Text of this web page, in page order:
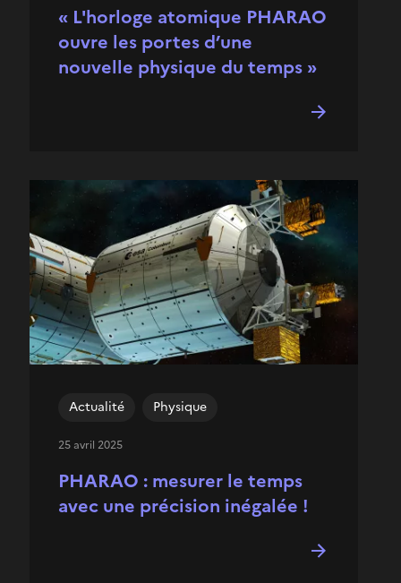
« L'horloge atomique PHARAO
ouvre les portes d’une
nouvelle physique du temps »
PHARAO : mesurer le temps
avec une précision inégalée !
Actualité Physique
25 avril 2025